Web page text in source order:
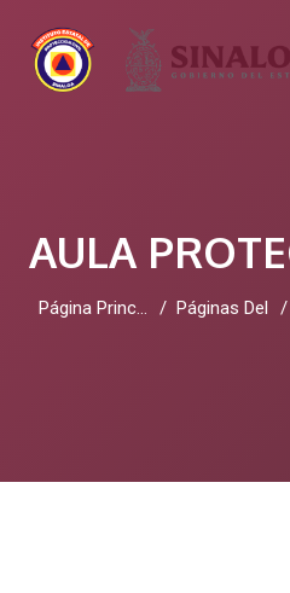
Página Principal Páginas Del